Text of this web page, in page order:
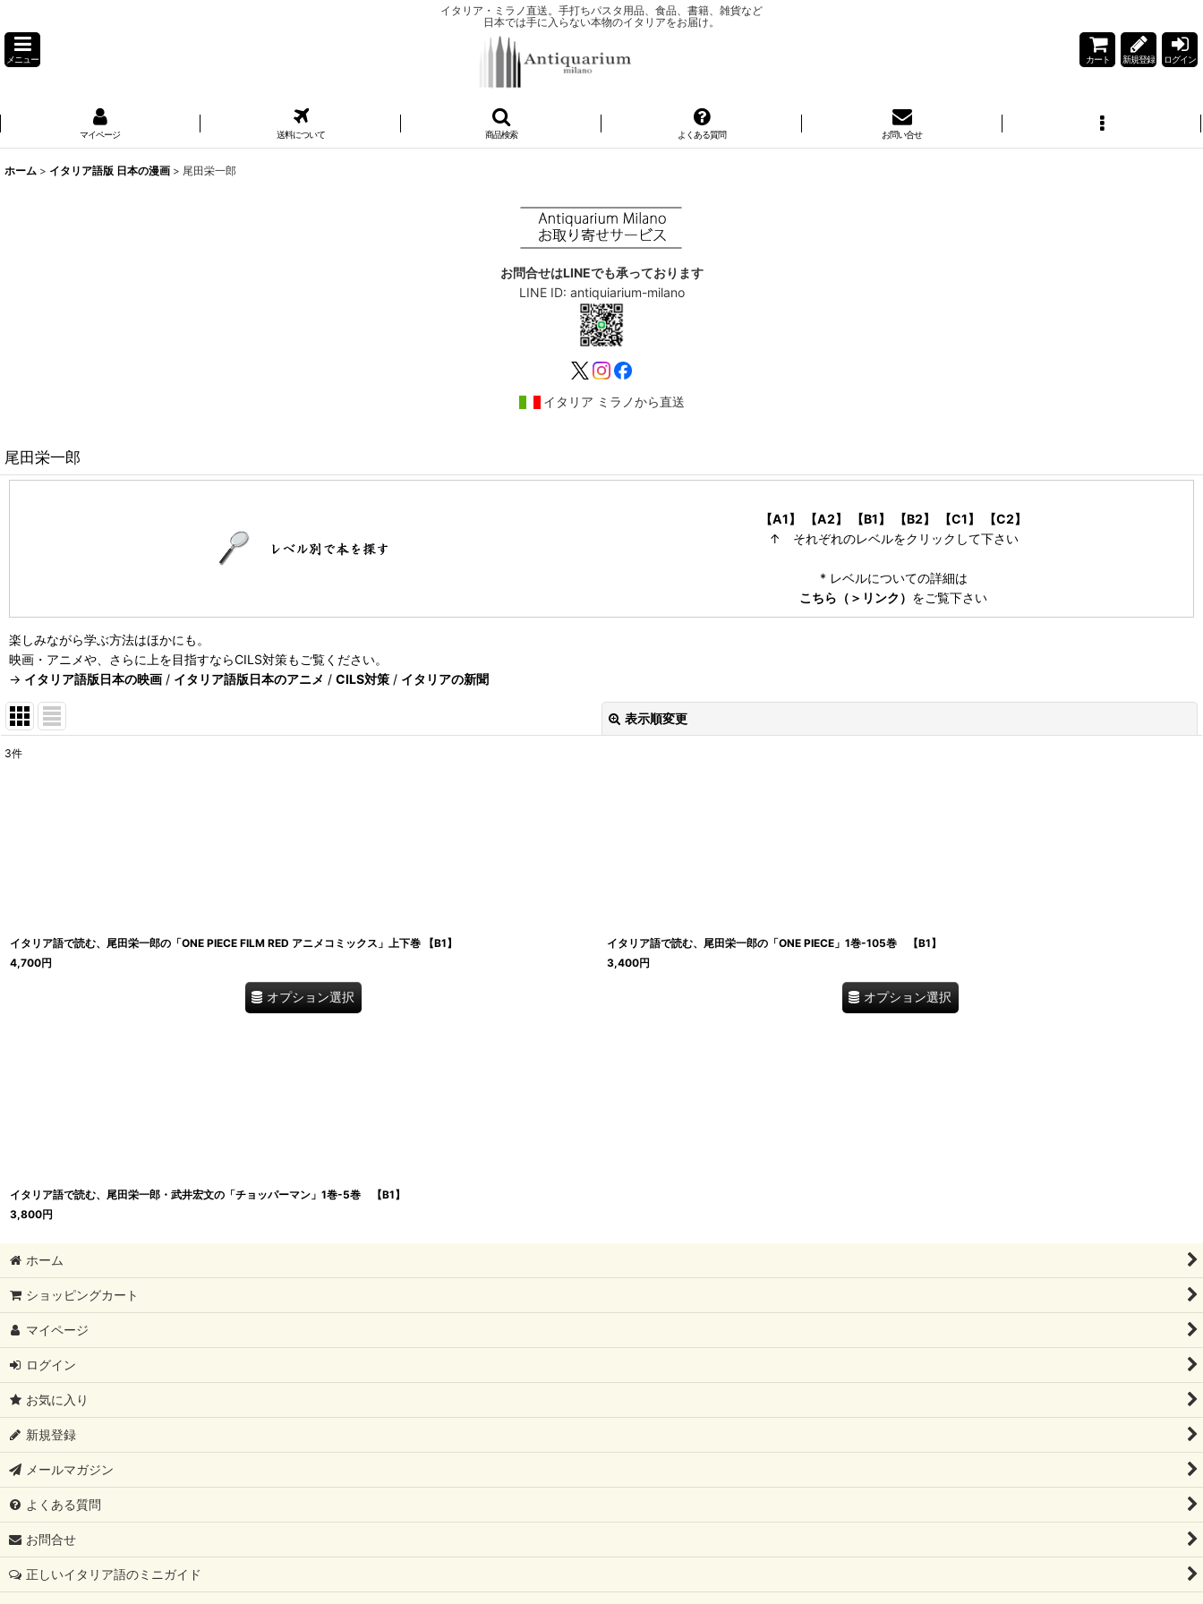
イタリア・ミラノ直送。手打ちパスタ用品、食品、書籍、雑貨など
日本では手に入らない本物のイタリアをお届け。
メニュー カート 新規登録 ログイン
マイページ 送料について 商品検索 よくある質問 お問い合せ
ホーム > イタリア語版 日本の漫画 > 尾田栄一郎
お問合せはLINEでも承っております
LINE ID: antiquiarium-milano
イタリア ミラノから直送
尾田栄一郎
【A1】 【A2】 【B1】 【B2】 【C1】
【C2】
↑ それぞれのレベルをクリックして下さい
* レベルについての詳細は
こちら（＞リンク） をご覧下さい
楽しみながら学ぶ方法はほかにも。
映画・アニメや、さらに上を目指すならCILS対策もご覧ください。
→ イタリア語版日本の映画 / イタリア語版日本のアニメ / CILS対策 / イタリアの新聞
表示順変更
3件
イタリア語で読む、尾田栄一郎の「ONE PIECE FILM RED アニメコミックス」上下巻 【B1】
4,700円
オプション選択
イタリア語で読む、尾田栄一郎の「ONE PIECE」1巻-105巻 【B1】
3,400円
オプション選択
イタリア語で読む、尾田栄一郎・武井宏文の「チョッパーマン」1巻-5巻 【B1】
3,800円
ホーム
ショッピングカート
マイページ
ログイン
お気に入り
新規登録
メールマガジン
よくある質問
お問合せ
正しいイタリア語のミニガイド